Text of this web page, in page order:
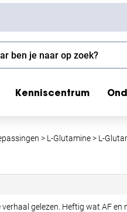
Kenniscentrum
> L-Glutamine> L-
gelezen. Heftig wat AF